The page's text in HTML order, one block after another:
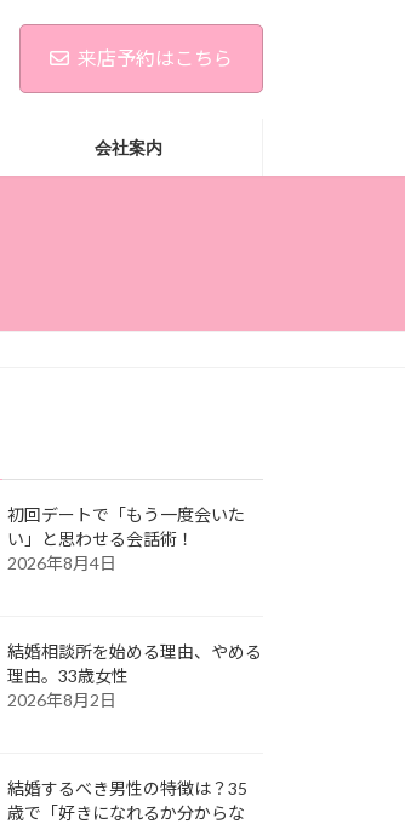
来店予約はこちら
会社案内
初回デートで「もう一度会いた
い」と思わせる会話術！
2026年8月4日
結婚相談所を始める理由、やめる
理由。33歳女性
2026年8月2日
結婚するべき男性の特徴は？35
歳で「好きになれるか分からな